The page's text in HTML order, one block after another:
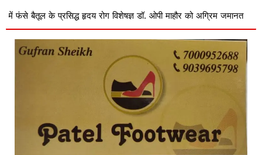
हृदय रोग विशेषज्ञ डॉ. ओपी माहौर को अग्रिम जमानत बस